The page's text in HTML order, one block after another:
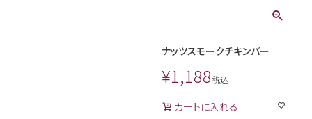
ナッツスモークチキンバー
¥1,188税込
カートに入れる